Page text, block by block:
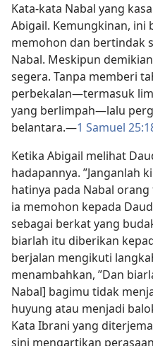
Kata-kata Nabal yang
Abigail. Kemungkinan, ini
memohon dan bertindak
Nabal. Meskipun
segera. Tanpa memberi
perbekalan​—termasuk
yang berlimpah​—lalu
belantara.​—1 Samuel
Ketika Abigail melihat
hadapannya. ”Janganlah
hatinya pada Nabal
ia memohon kepada
sebagai berkat yang
biarlah itu diberikan
berjalan mengikuti
menambahkan, ”Dan
Nabal] bagimu tidak
huyung atau menjadi
Kata Ibrani yang
sini mengartikan